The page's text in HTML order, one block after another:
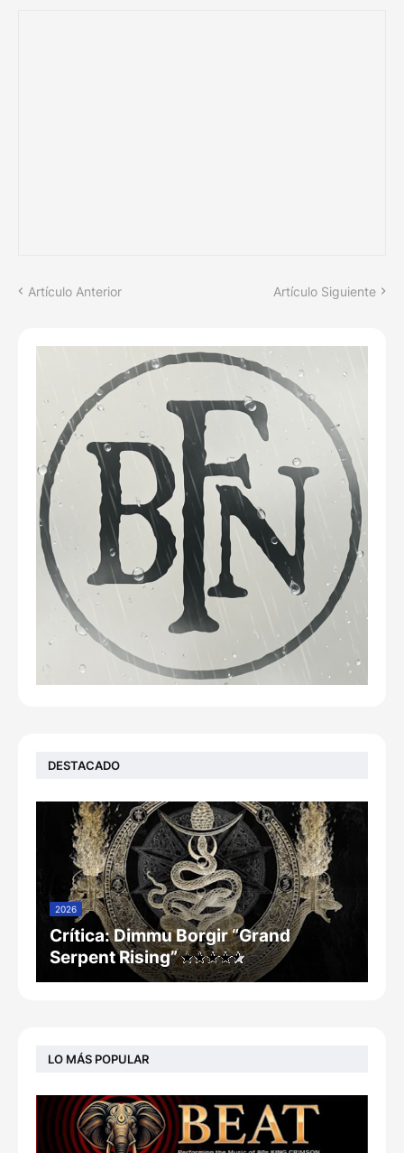
Artículo Anterior Artículo Siguiente
DESTACADO
2026
Crítica: Dimmu Borgir “Grand
Serpent Rising”
LO MÁS POPULAR